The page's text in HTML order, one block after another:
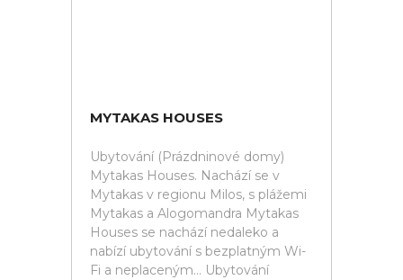
MYTAKAS HOUSES
Ubytování (Prázdninové domy)
Mytakas Houses. Nachází se v
Mytakas v regionu Milos, s plážemi
Mytakas a Alogomandra Mytakas
Houses se nachází nedaleko a
nabízí ubytování s bezplatným Wi-
Fi a neplaceným... Ubytování